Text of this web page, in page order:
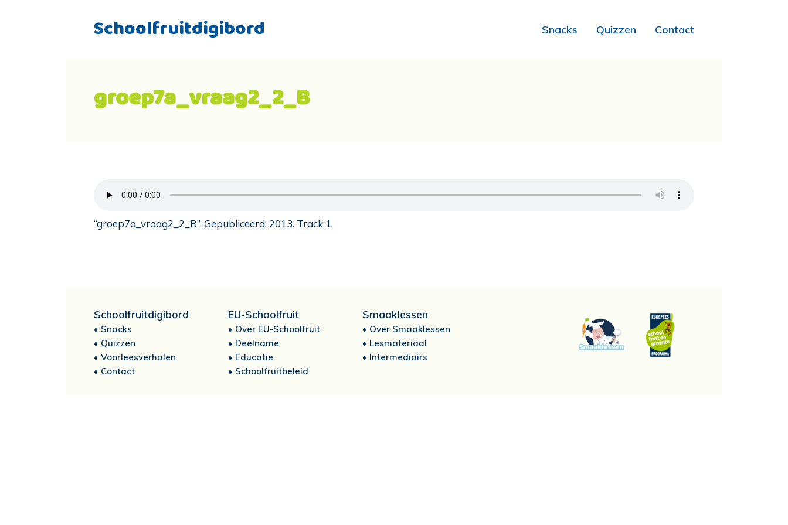
Schoolfruitdigibord Snacks Quizzen Contact
groep7a_vraag2_2_B
“groep7a_vraag2_2_B”. Gepubliceerd: 2013. Track 1.
Schoolfruitdigibord
Snacks
Quizzen
Voorleesverhalen
Contact
EU-Schoolfruit
Over EU-Schoolfruit
Deelname
Educatie
Schoolfruitbeleid
Smaaklessen
Over Smaaklessen
Lesmateriaal
Intermediairs